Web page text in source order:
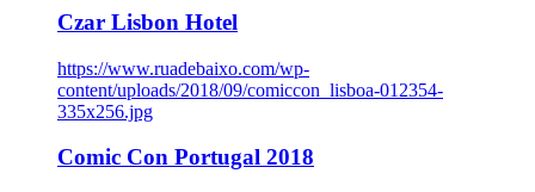
Czar Lisbon Hotel
https://www.ruadebaixo.com/wp-
content/uploads/2018/09/comiccon_lisboa-012354-
335x256.jpg
Comic Con Portugal 2018